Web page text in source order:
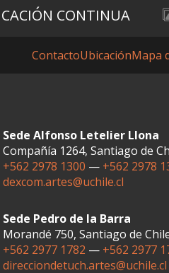
CONTINUA
ContactoUbicaciónMapa
Sede Alfonso Letelier Llona
Compañía 1264, Santiago de
+562 2978 1300 — +562 2978
dexcom.artes@uchile.cl
Sede Pedro de la Barra
Morandé 750, Santiago de
+562 2977 1782 — +562 2977
direcciondetuch.artes@uchile.cl